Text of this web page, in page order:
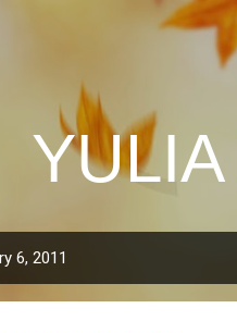
Skip to
6, 2011